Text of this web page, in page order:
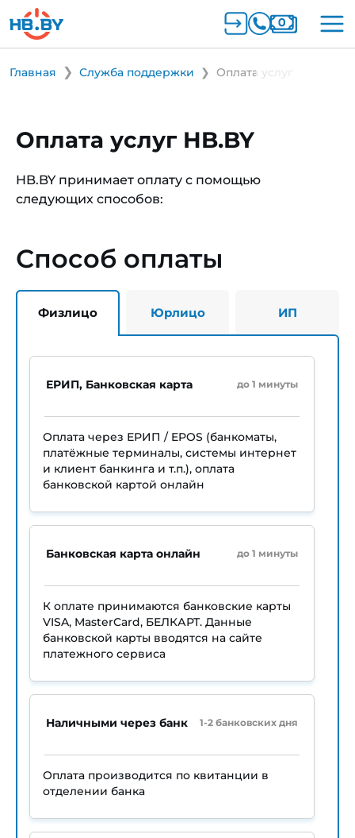
Главная Служба поддержки Оплата услуг
Оплата услуг HB.BY
HB.BY принимает оплату с помощью
следующих способов:
Способ оплаты
Физлицо Юрлицо ИП
ЕРИП, Банковская карта до 1 минуты
Оплата через ЕРИП / EPOS (банкоматы,
платёжные терминалы, системы интернет
и клиент банкинга и т.п.), оплата
банковской картой онлайн
Банковская карта онлайн до 1 минуты
К оплате принимаются банковские карты
VISA, MasterCard, БЕЛКАРТ. Данные
банковской карты вводятся на сайте
платежного сервиса
Наличными через банк 1-2 банковских дня
Оплата производится по квитанции в
отделении банка